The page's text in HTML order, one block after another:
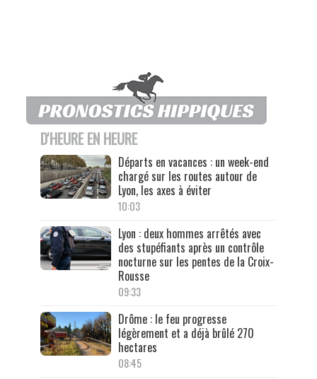
D'HEURE EN HEURE
Départs en vacances : un week-end
chargé sur les routes autour de
Lyon, les axes à éviter
10:03
Lyon : deux hommes arrêtés avec
des stupéfiants après un contrôle
nocturne sur les pentes de la Croix-
Rousse
09:33
Drôme : le feu progresse
légèrement et a déjà brûlé 270
hectares
08:45